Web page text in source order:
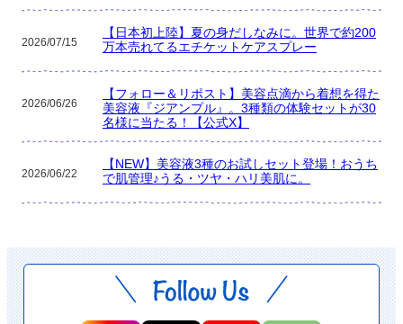
2026/07/15
【日本初上陸】夏の身だしなみに。世界で約200
万本売れてるエチケットケアスプレー
2026/06/26
【フォロー＆リポスト】美容点滴から着想を得た
美容液『ジアンプル』。3種類の体験セットが30
名様に当たる！【公式X】
2026/06/22
【NEW】美容液3種のお試しセット登場！おうち
で肌管理♪うる・ツヤ・ハリ美肌に。